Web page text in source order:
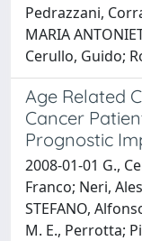
Pedrazzani,
MARIA
Cerullo, Guido;
Age Related
Cancer
Prognostic
2008-01-01 G.,
Franco; Neri,
STEFANO,
M. E., Perrotta;